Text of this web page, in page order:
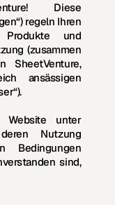
! Diese
regeln Ihren
und
(zusammen
SheetVenture,
ansässigen
Durch den Zugriff auf unsere Website unter
Nutzung
sind,